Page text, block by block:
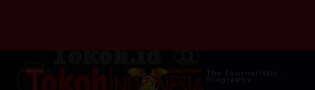
The Journalistic
Biography